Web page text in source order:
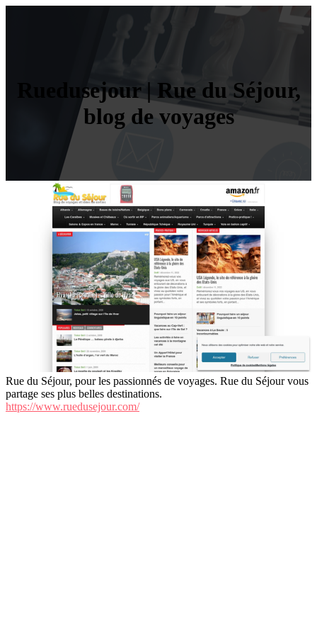
Ruedusejour | Rue du Séjour,
blog de voyages
Rue du Séjour, pour les passionnés de voyages. Rue du Séjour vous
partage ses plus belles destinations.
https://www.ruedusejour.com/